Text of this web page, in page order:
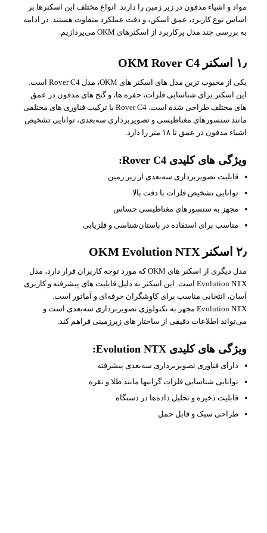
مواد و اشیاء مدفون در زیر زمین را دارند. انواع مختلف این اسکنرها بر
اساس نوع کاربرد، عمق اسکن، و دقت عملکرد متفاوت هستند. در ادامه
به بررسی چند مدل پرکاربرد از اسکنرهای OKM می‌پردازیم.
۱٫ اسکنر OKM Rover C4
یکی از محبوب‌ ترین مدل‌ های اسکنر های OKM، مدل Rover C4 است.
این اسکنر برای شناسایی فلزات، حفره‌ ها، و گنج‌ های مدفون در عمق‌
های مختلف طراحی شده است. Rover C4 با ترکیب فناوری‌ های مختلفی
مانند سنسورهای مغناطیسی و تصویربرداری سه‌بعدی، توانایی تشخیص
اشیاء مدفون در عمق تا ۱۸ متر را دارد.
ویژگی‌ های کلیدی Rover C4:
قابلیت تصویربرداری سه‌بعدی از زیر زمین
توانایی تشخیص فلزات با دقت بالا
مجهز به سنسورهای مغناطیسی حساس
مناسب برای استفاده در باستان‌شناسی و فلزیابی
۲٫ اسکنر OKM Evolution NTX
مدل دیگری از اسکنر های OKM که مورد توجه کاربران قرار دارد، مدل
Evolution NTX است. این اسکنر به دلیل قابلیت‌ های پیشرفته و کاربری
آسان، انتخابی مناسب برای کاوشگران حرفه‌ای و آماتور است.
Evolution NTX مجهز به تکنولوژی تصویربرداری سه‌بعدی است و
می‌تواند اطلاعات دقیقی از ساختار های زیرزمینی فراهم کند.
ویژگی‌ های کلیدی Evolution NTX:
دارای فناوری تصویربرداری سه‌بعدی پیشرفته
توانایی شناسایی فلزات گرانبها مانند طلا و نقره
قابلیت ذخیره و تحلیل داده‌ها در دستگاه
طراحی سبک و قابل حمل